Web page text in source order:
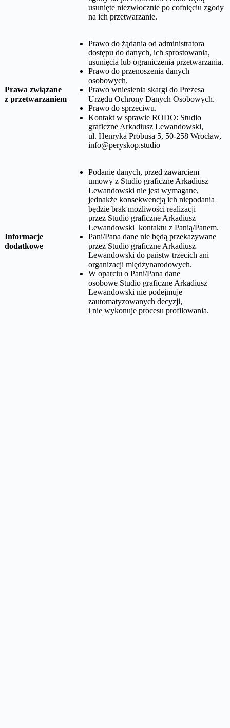
usunięte niezwłocznie po cofnięciu zgody
na ich przetwarzanie.
Prawa związane
z przetwarzaniem
Prawo do żądania od administratora
dostępu do danych, ich sprostowania,
usunięcia lub ograniczenia przetwarzania.
Prawo do przenoszenia danych
osobowych.
Prawo wniesienia skargi do Prezesa
Urzędu Ochrony Danych Osobowych.
Prawo do sprzeciwu.
Kontakt w sprawie RODO: Studio
graficzne Arkadiusz Lewandowski,
ul. Henryka Probusa 5, 50-258 Wrocław,
info@peryskop.studio
Informacje
dodatkowe
Podanie danych, przed zawarciem
umowy z Studio graficzne Arkadiusz
Lewandowski nie jest wymagane,
jednakże konsekwencją ich niepodania
będzie brak możliwości realizacji
przez Studio graficzne Arkadiusz
Lewandowski kontaktu z Panią/Panem.
Pani/Pana dane nie będą przekazywane
przez Studio graficzne Arkadiusz
Lewandowski do państw trzecich ani
organizacji międzynarodowych.
W oparciu o Pani/Pana dane
osobowe Studio graficzne Arkadiusz
Lewandowski nie podejmuje
zautomatyzowanych decyzji,
i nie wykonuje procesu profilowania.